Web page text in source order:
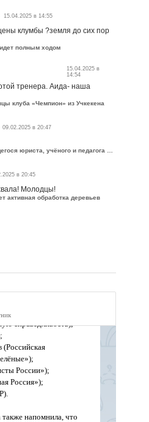
15.04.2025 в 14:55
клумбы ?земля до сих пор
полным ходом
15.04.2025 в
14:54
тренера. Аида- наша
клуба «Чемпион» из Учкекена
09.02.2025 в 20:47
в 20:45
Молодцы!
активная обработка деревьев